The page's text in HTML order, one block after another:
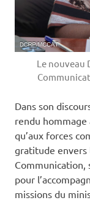
Le nouveau
Dans son
rendu hommage
qu’aux forces
gratitude envers
Communication,
pour
missions du